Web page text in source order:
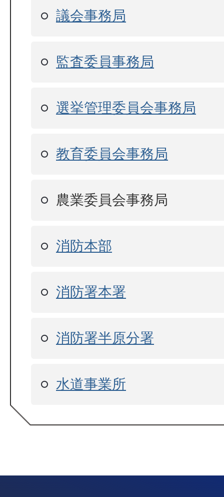
議会事務局
監査委員事務局
選挙管理委員会事務局
教育委員会事務局
農業委員会事務局
消防本部
消防署本署
消防署半原分署
水道事業所